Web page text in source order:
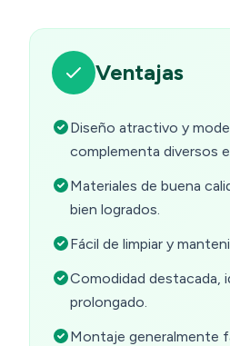
Ventajas
Diseño atractivo y
complementa diversos
Materiales de buena
bien logrados.
Fácil de limpiar y
Comodidad destacada,
prolongado.
Montaje generalmente